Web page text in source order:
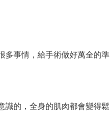
多事情，給手術做好萬全的準
識的，全身的肌肉都會變得鬆